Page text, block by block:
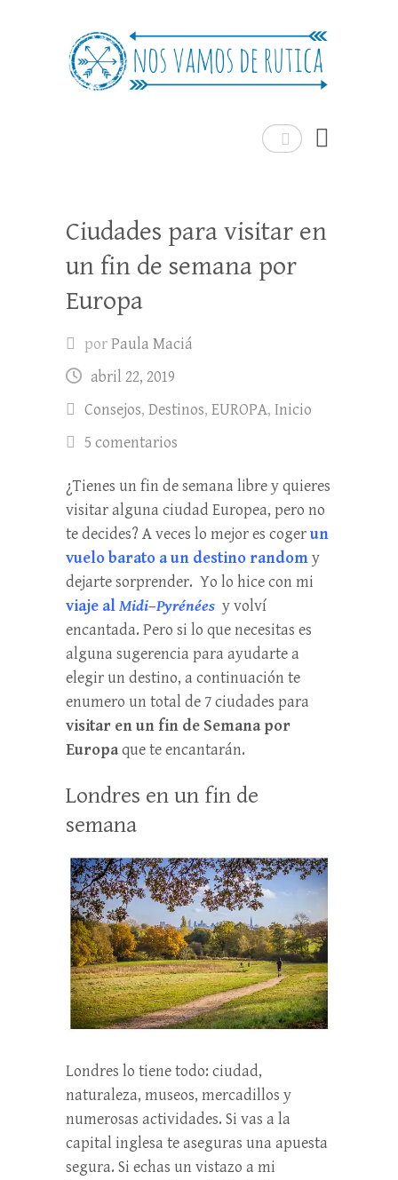
Buscar
Nos Vamos de Rutica
Ciudades para visitar en
un fin de semana por
Europa
porPaula Maciá
abril 22, 2019
Consejos, Destinos, EUROPA, Inicio
5 comentarios
¿Tienes un fin de semana libre y quieres
visitar alguna ciudad Europea, pero no
te decides? A veces lo mejor es cogerun
vuelo barato a un destino randomy
dejarte sorprender. Yo lo hice con mi
viaje alMidi–Pyrénées y volví
encantada. Pero si lo que necesitas es
alguna sugerencia para ayudarte a
elegir un destino, a continuación te
enumero un total de 7 ciudades para
visitar en un fin de Semana por
Europaque te encantarán.
Londres en un fin de
semana
Londres lo tiene todo: ciudad,
naturaleza, museos, mercadillos y
numerosas actividades. Si vas a la
capital inglesa te aseguras una apuesta
segura. Si echas un vistazo a mi